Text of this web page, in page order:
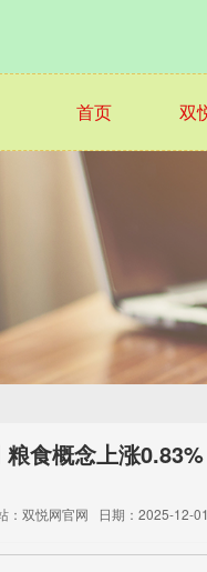
首页 双
粮食概念上涨
：双悦网官网 日期：2025-12-